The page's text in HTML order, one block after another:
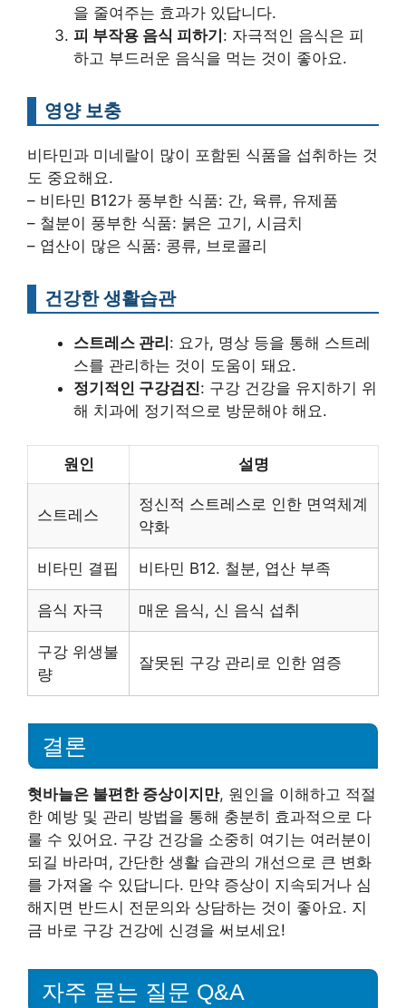
을 줄여주는 효과가 있답니다.
피 부작용 음식 피하기: 자극적인 음식은 피
하고 부드러운 음식을 먹는 것이 좋아요.
영양 보충
비타민과 미네랄이 많이 포함된 식품을 섭취하는 것
도 중요해요.
– 비타민 B12가 풍부한 식품: 간, 육류, 유제품
– 철분이 풍부한 식품: 붉은 고기, 시금치
– 엽산이 많은 식품: 콩류, 브로콜리
건강한 생활습관
스트레스 관리: 요가, 명상 등을 통해 스트레
스를 관리하는 것이 도움이 돼요.
정기적인 구강검진: 구강 건강을 유지하기 위
해 치과에 정기적으로 방문해야 해요.
원인 설명
스트레스
정신적 스트레스로 인한 면역체계
약화
비타민 결핍 비타민 B12. 철분, 엽산 부족
음식 자극 매운 음식, 신 음식 섭취
구강 위생불
량
잘못된 구강 관리로 인한 염증
결론
혓바늘은 불편한 증상이지만, 원인을 이해하고 적절
한 예방 및 관리 방법을 통해 충분히 효과적으로 다
룰 수 있어요. 구강 건강을 소중히 여기는 여러분이
되길 바라며, 간단한 생활 습관의 개선으로 큰 변화
를 가져올 수 있답니다. 만약 증상이 지속되거나 심
해지면 반드시 전문의와 상담하는 것이 좋아요. 지
금 바로 구강 건강에 신경을 써보세요!
자주 묻는 질문 Q&A